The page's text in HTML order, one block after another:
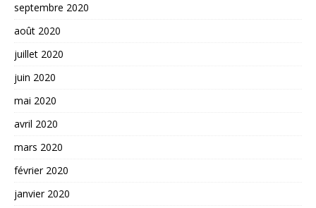
septembre 2020
août 2020
juillet 2020
juin 2020
mai 2020
avril 2020
mars 2020
février 2020
janvier 2020